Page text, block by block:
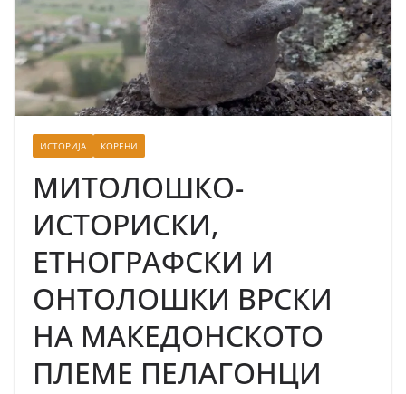
ИСТОРИЈА КОРЕНИ
МИТОЛОШКО-
ИСТОРИСКИ,
ЕТНОГРАФСКИ И
ОНТОЛОШКИ ВРСКИ
НА МАКЕДОНСКОТО
ПЛЕМЕ ПЕЛАГОНЦИ